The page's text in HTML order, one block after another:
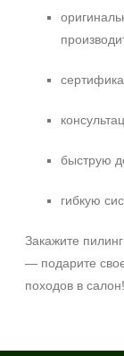
быструю
гибкую
Закажите
— подарите
походов в салон!